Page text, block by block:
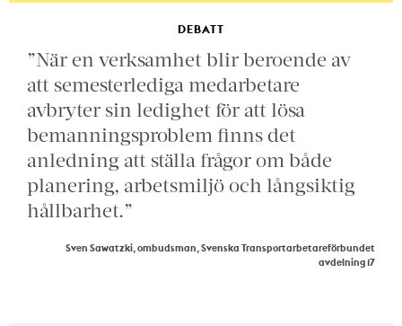
DEBATT
”När en verksamhet blir beroende av
att semesterlediga medarbetare
avbryter sin ledighet för att lösa
bemanningsproblem finns det
anledning att ställa frågor om både
planering, arbetsmiljö och långsiktig
hållbarhet.”
Sven Sawatzki, ombudsman, Svenska Transportarbetareförbundet
avdelning 17